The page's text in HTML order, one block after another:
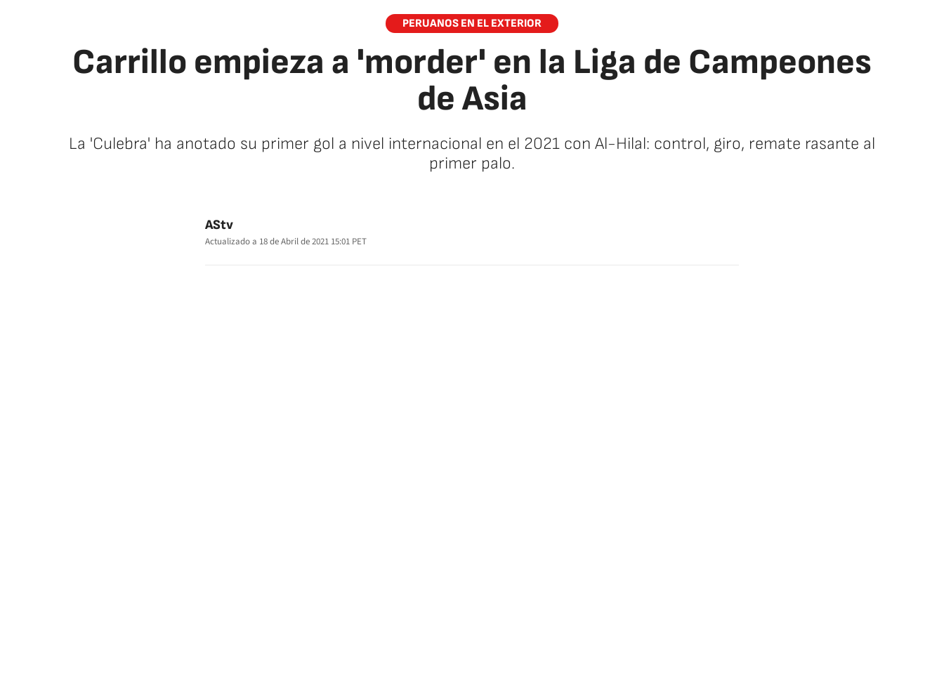
PERUANOS EN EL EXTERIOR
Carrillo empieza a 'morder' en la Liga de Campeones
de Asia
La 'Culebra' ha anotado su primer gol a nivel internacional en el 2021 con Al-Hilal: control, giro, remate rasante al
primer palo.
AStv
Actualizado a 18 de Abril de 2021 15:01 PET